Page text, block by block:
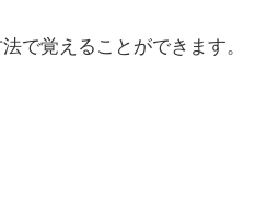
で覚えることができます。